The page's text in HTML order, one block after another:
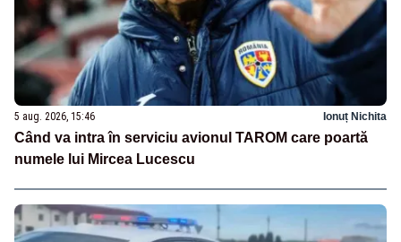
5 aug. 2026, 15:46 Ionuț Nichita
Când va intra în serviciu avionul TAROM care poartă
numele lui Mircea Lucescu